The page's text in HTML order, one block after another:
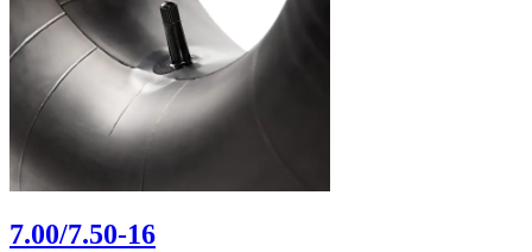
7.00/7.50-16